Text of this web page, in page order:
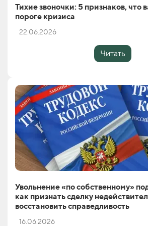
Тихие звоночки: 5 признаков, что
пороге кризиса
22.06.2026
Читать
Увольнение «по собственному»
как признать сделку
восстановить справедливость
16.06.2026